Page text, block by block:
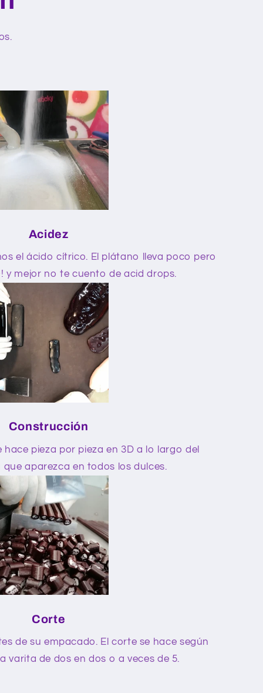
Acidez
el ácido cítrico. El plátano lleva poco pero
y mejor no te cuento de acid drops.
Construcción
pieza por pieza en 3D a lo largo del
aparezca en todos los dulces.
Corte
de su empacado. El corte se hace según
varita de dos en dos o a veces de 5.